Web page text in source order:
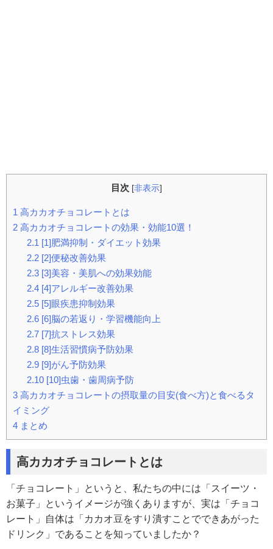
目次 [非表示]
1 高カカオチョコレートとは
2 高カカオチョコレートの効果・効能10選！
2.1 [1]肥満抑制・ダイエット効果
2.2[2]便秘改善効果
2.3[3]美容・美肌への効果効能
2.4[4]アレルギー改善効果
2.5[5]眼疾患抑制効果
2.6[6]脳の若返り・学習機能向上
2.7[7]抗ストレス効果
2.8[8]生活習慣病予防効果
2.9[9]がん予防効果
2.10[10]虫歯・歯周病予防
3 高カカオチョコレートの摂取量の目安(食べ方)と食べるタ
イミング
4 まとめ
高カカオチョコレートとは
「チョコレート」というと、私たちの中には「スイーツ・
お菓子」というイメージが強くありますが、実は「チョコ
レート」自体は「カカオ豆をすり潰すことでできあがった
ドリンク」であることを知っていましたか？